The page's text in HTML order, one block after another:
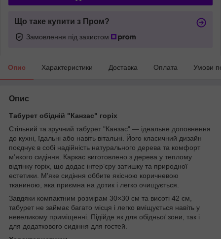
Що таке купити з Пром?
Замовлення під захистом
Опис Характеристики Доставка Оплата Умови
Опис
Табурет обідній "Канзас" горіх
Стільний та зручний табурет "Канзас" — ідеальне доповнення
до кухні, їдальні або навіть вітальні. Його класичний дизайн
поєднує в собі надійність натурального дерева та комфорт
м’якого сидіння. Каркас виготовлено з дерева у теплому
відтінку горіх, що додає інтер’єру затишку та природної
естетики. М’яке сидіння оббите якісною коричневою
тканиною, яка приємна на дотик і легко очищується.
Завдяки компактним розмірам 30×30 см та висоті 42 см,
табурет не займає багато місця і легко вміщується навіть у
невеликому приміщенні. Підійде як для обідньої зони, так і
для додаткового сидіння для гостей.